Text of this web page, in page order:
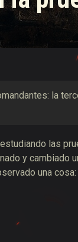
Guía de las
la
las
y cambiado
una cosa: